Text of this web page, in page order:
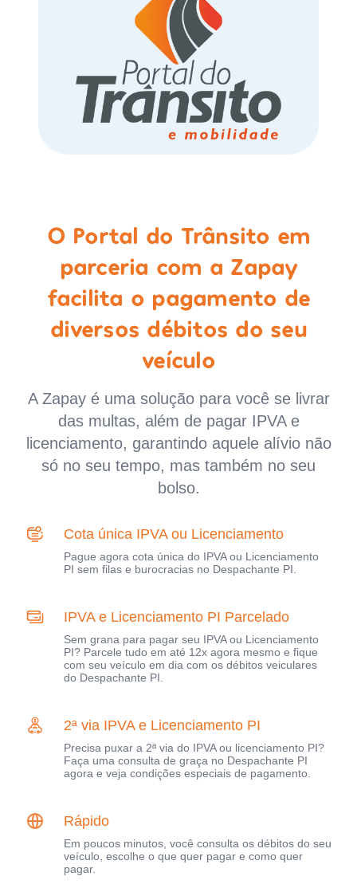
O Portal do Trânsito em
parceria com a Zapay
facilita o pagamento de
diversos débitos do seu
veículo
A Zapay é uma solução para você se livrar
das multas, além de pagar IPVA e
licenciamento, garantindo aquele alívio não
só no seu tempo, mas também no seu
bolso.
Cota única IPVA ou Licenciamento
Pague agora cota única do IPVA ou Licenciamento
PI sem filas e burocracias no Despachante PI.
IPVA e Licenciamento PI Parcelado
Sem grana para pagar seu IPVA ou Licenciamento
PI? Parcele tudo em até 12x agora mesmo e fique
com seu veículo em dia com os débitos veiculares
do Despachante PI.
2ª via IPVA e Licenciamento PI
Precisa puxar a 2ª via do IPVA ou licenciamento PI?
Faça uma consulta de graça no Despachante PI
agora e veja condições especiais de pagamento.
Rápido
Em poucos minutos, você consulta os débitos do seu
veículo, escolhe o que quer pagar e como quer
pagar.